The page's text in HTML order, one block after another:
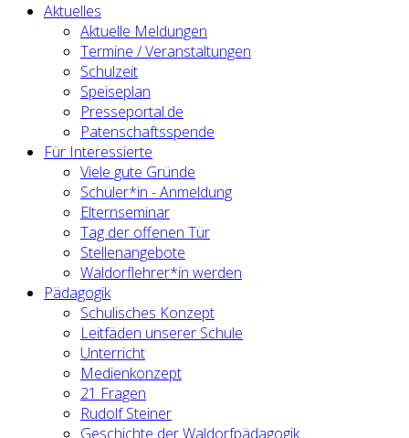
Aktuelles
Aktuelle Meldungen
Termine / Veranstaltungen
Schulzeit
Speiseplan
Presseportal.de
Patenschaftsspende
Für Interessierte
Viele gute Gründe
Schüler*in - Anmeldung
Elternseminar
Tag der offenen Tür
Stellenangebote
Waldorflehrer*in werden
Pädagogik
Schulisches Konzept
Leitfäden unserer Schule
Unterricht
Medienkonzept
21 Fragen
Rudolf Steiner
Geschichte der Waldorfpädagogik